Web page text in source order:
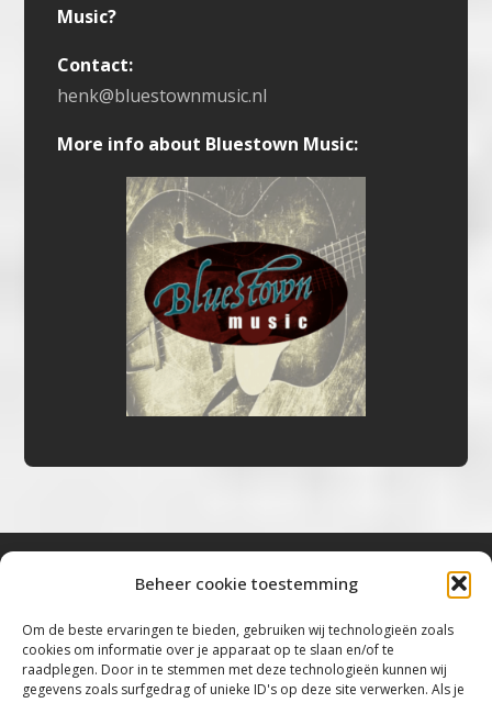
Beheer cookie toestemming
Om de beste ervaringen te bieden, gebruiken wij technologieën zoals
cookies om informatie over je apparaat op te slaan en/of te
raadplegen. Door in te stemmen met deze technologieën kunnen wij
gegevens zoals surfgedrag of unieke ID's op deze site verwerken. Als je
Music?
Contact:
henk@bluestownmusic.nl
More info about Bluestown Music:
“Voor de mooiste Blues, Rock, Roots &
Americana”